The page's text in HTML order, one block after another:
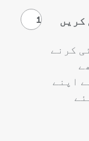
1 کریں
کرنے
اپنے